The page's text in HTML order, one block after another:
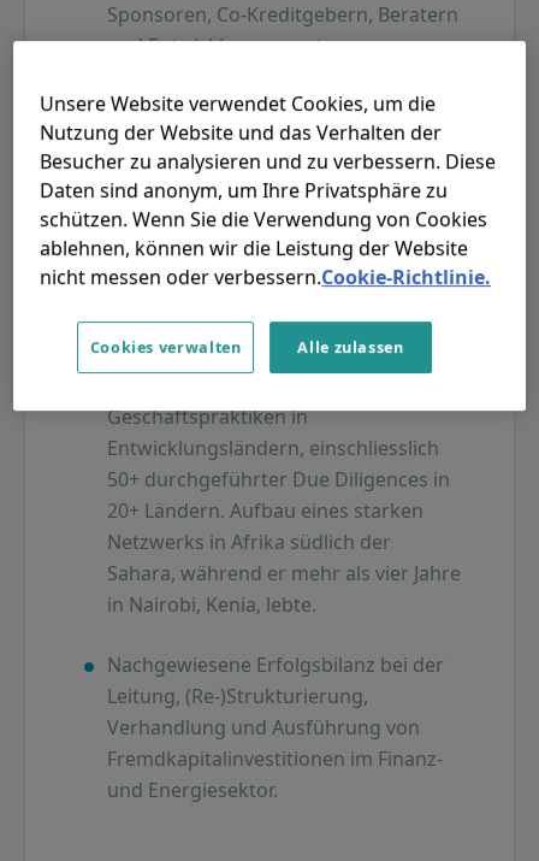
Sponsoren, Co-Kreditgebern, Beratern
und Entwicklungsagenturen.
Leitung eines Investment-Teams, das
für Fremdfinanzierungen von
Unternehmen und Projekten im
Bereich Klimafinanzierung
verantwortlich ist (Energiezugang,
dezentrale Energie für C&I-Abnehmer
und kleine erneuerbare
Geschäftspraktiken in
Entwicklungsländern, einschliesslich
50+ durchgeführter Due Diligences in
20+ Ländern. Aufbau eines starken
Netzwerks in Afrika südlich der
Sahara, während er mehr als vier Jahre
in Nairobi, Kenia, lebte.
Nachgewiesene Erfolgsbilanz bei der
Leitung, (Re-)Strukturierung,
Verhandlung und Ausführung von
Fremdkapitalinvestitionen im Finanz-
und Energiesektor.
Unsere Website verwendet Cookies, um die
Nutzung der Website und das Verhalten der
Besucher zu analysieren und zu verbessern. Diese
Daten sind anonym, um Ihre Privatsphäre zu
schützen. Wenn Sie die Verwendung von Cookies
ablehnen, können wir die Leistung der Website
nicht messen oder verbessern.Cookie-Richtlinie.
Alle zulassen
Cookies verwalten